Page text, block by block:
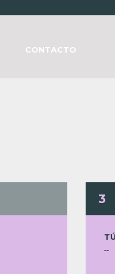
CONTACTO
3
--